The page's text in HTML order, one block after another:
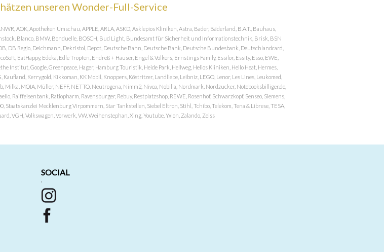
unseren Wonder-Full-Service
AOK, Apotheken Umschau, APPLE, ARLA, ASKD, Asklepios Kliniken, Astra, Bader, Bäderland, B.A.T., Bauhaus,
Blanco, BMW, Bonduelle, BOSCH, Bud Light, Bundesamt für Sicherheit und Informationstechnik, Brisk, BSN
DB Regio, Deichmann, Dekristol, Depot, Deutsche Bahn, Deutsche Bank, Deutsche Bundesbank, Deutschlandcard,
EatHappy, Edeka, Edle Tropfen, Endreß + Hauser, Engel & Völkers, Ernstings Family, Essilor, Essity, Esso, EWE,
Institut, Google, Greenpeace, Hager, Hamburg Touristik, Heide Park, Hellweg, Helios Kliniken, Hello Heat, Hermes,
Kerrygold, Kikkoman, KK Mobil, Knoppers, Köstritzer, Landliebe, Leibniz, LEGO, Lenor, Les Lines, Leukomed,
Milka, MOIA, Müller, NEFF, NETTO, Neutrogena, Nimm2, Nivea, Nobilia, Nordmark, Nordzucker, Notebooksbilliger.de,
Raiffeisenbank, Ratiopharm, Ravensburger, Rebuy, Restplatzshop, REWE, Rosenhof, Schwarzkopf, Senseo, Siemens,
Staatskanzlei Mecklenburg Virpommern, Star Tankstellen, Siebel Eltron, Stihl, Tchibo, Telekom, Tena & Librese, TESA,
VGH, Volkswagen, Vorwerk, VW, Weihenstephan, Xing, Youtube, Yxlon, Zalando, Zeiss
SOCIAL
'